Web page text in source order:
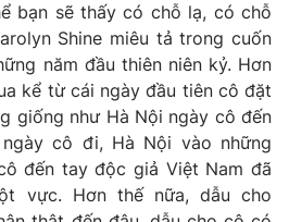
bạn sẽ thấy có chỗ lạ, có chỗ
Shine miêu tả trong cuốn
năm đầu thiên niên kỷ. Hơn
kể từ cái ngày đầu tiên cô đặt
giống như Hà Nội ngày cô đến
cô đi, Hà Nội vào những
đến tay độc giả Việt Nam đã
vực. Hơn thế nữa, dẫu cho